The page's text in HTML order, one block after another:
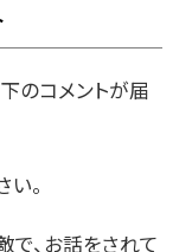
のコメントが届
。
で、お話をされて